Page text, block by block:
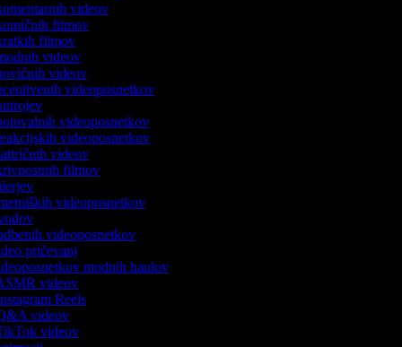
videov
filmov
filmov
videov
videov
videoposnetkov
videoposnetkov
videoposnetkov
videov
filmov
videoposnetkov
videoposnetkov
pričevanj
modnih haulov
videov
Reels
videov
videov